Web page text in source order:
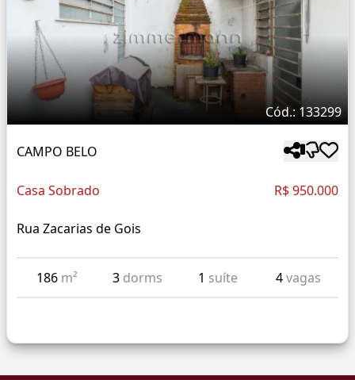
Cód.: 133299
CAMPO BELO
Casa Sobrado R$ 950.000
Rua Zacarias de Gois
186 m² 3 dorms 1 suíte 4vagas